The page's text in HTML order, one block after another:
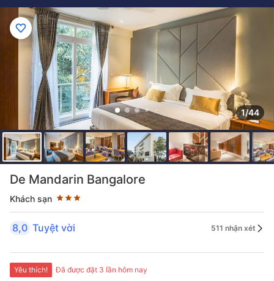
1/44
De Mandarin Bangalore
Khách sạn
Đánh giá sao 3 sao
8,0 Tuyệt vời 511 nhận xét
Yêu thích! Đã được đặt 3 lần hôm nay